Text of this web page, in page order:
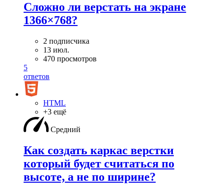
Сложно ли верстать на экране
1366×768?
2 подписчика
13 июл.
470 просмотров
5
ответов
HTML
+3 ещё
Средний
Как создать каркас верстки
который будет считаться по
высоте, а не по ширине?